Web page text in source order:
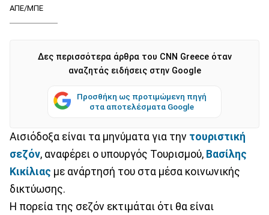
ΑΠΕ/ΜΠΕ
Δες περισσότερα άρθρα του CNN Greece όταν
αναζητάς ειδήσεις στην Google
Προσθήκη ως προτιμώμενη πηγή
στα αποτελέσματα Google
Αισιόδοξα είναι τα μηνύματα για την τουριστική
σεζόν, αναφέρει ο υπουργός Τουρισμού, Βασίλης
Κικίλιας με ανάρτησή του στα μέσα κοινωνικής
δικτύωσης.
Η πορεία της σεζόν εκτιμάται ότι θα είναι